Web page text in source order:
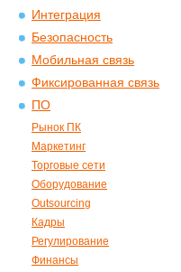
Интеграция
Безопасность
Мобильная связь
Фиксированная связь
ПО
Рынок ПК
Маркетинг
Торговые сети
Оборудование
Outsourcing
Кадры
Регулирование
Финансы